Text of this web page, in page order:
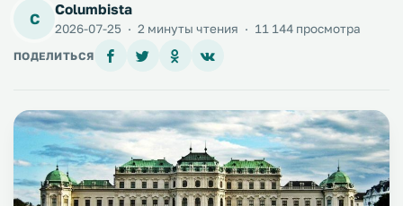
C
Columbista
2026-07-25 · 2 минуты чтения · 11 144 просмотра
ПОДЕЛИТЬСЯ